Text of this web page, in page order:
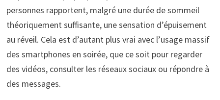
personnes rapportent, malgré une durée de sommeil
théoriquement suffisante, une sensation d’épuisement
au réveil. Cela est d’autant plus vrai avec l’usage massif
des smartphones en soirée, que ce soit pour regarder
des vidéos, consulter les réseaux sociaux ou répondre à
des messages.